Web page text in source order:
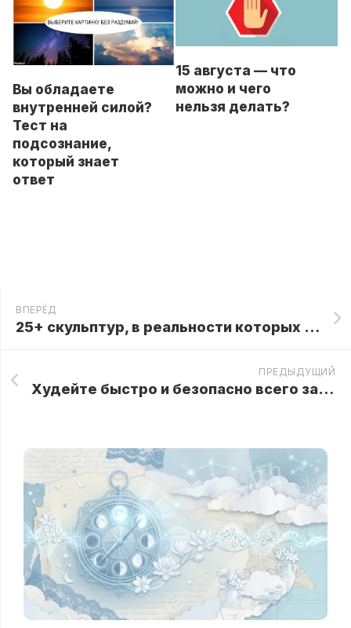
Вы обладаете
внутренней силой?
Тест на
подсознание,
который знает
ответ
15 августа — что
можно и чего
нельзя делать?
ВПЕРЁД
25+ скульптур, в реальности которых сложно поверить.
ПРЕДЫДУЩИЙ
Худейте быстро и безопасно всего за 10 дней!